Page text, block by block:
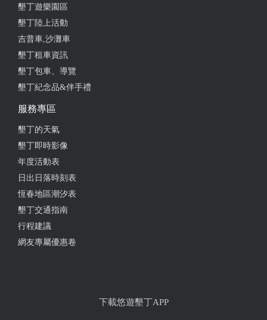
墾丁遊樂園區
墾丁陸上活動
吉普車,沙灘車
墾丁租車資訊
墾丁包車、導覽
墾丁紀念品&伴手禮
服務專區
墾丁的天氣
墾丁即時影像
年度活動表
日出日落時刻表
恆春地區潮汐表
墾丁交通指南
行程建議
網友專屬優惠卷
下載悠遊墾丁APP